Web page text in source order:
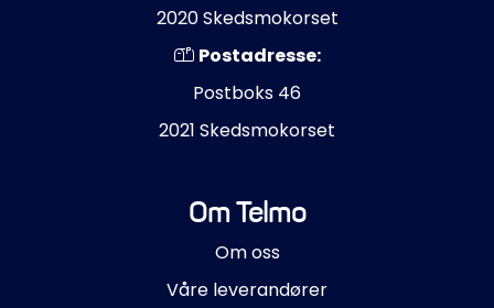
2020 Skedsmokorset
Postadresse:
Postboks 46
2021 Skedsmokorset
Om Telmo
Om oss
Våre leverandører